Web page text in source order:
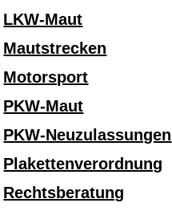
LKW-Maut
Mautstrecken
Motorsport
PKW-Maut
PKW-Neuzulassungen
Plakettenverordnung
Rechtsberatung